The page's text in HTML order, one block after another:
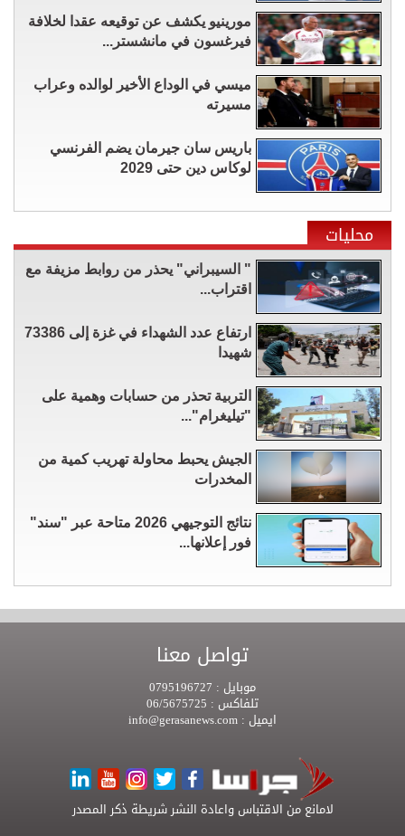
مورينيو يكشف عن توقيعه عقدا لخلافة
فيرغسون في مانشستر...
ميسي في الوداع الأخير لوالده وعراب
مسيرته
باريس سان جيرمان يضم الفرنسي
لوكاس دين حتى 2029
محليات
" السيبراني" يحذر من روابط مزيفة مع
اقتراب...
ارتفاع عدد الشهداء في غزة إلى 73386
شهيدا
التربية تحذر من حسابات وهمية على
"تيليغرام"...
الجيش يحبط محاولة تهريب كمية من
المخدرات
نتائج التوجيهي 2026 متاحة عبر "سند"
فور إعلانها...
تواصل معنا
موبايل :
تلفاكس :
ايميل :
لامانع من الاقتباس واعادة النشر شريطة ذكر المصدر